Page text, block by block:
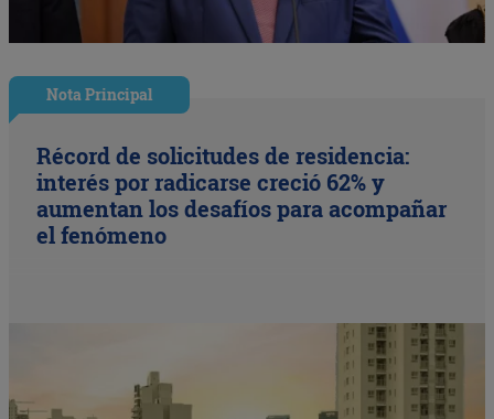
Nota Principal
Récord de solicitudes de residencia:
interés por radicarse creció 62% y
aumentan los desafíos para acompañar
el fenómeno